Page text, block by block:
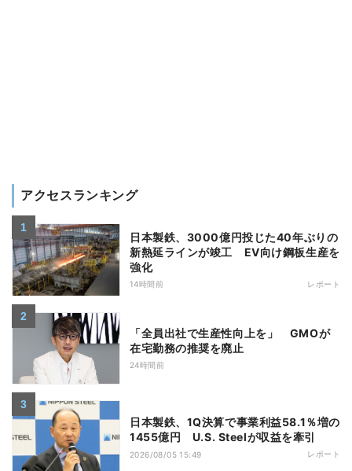
アクセスランキング
日本製鉄、3000億円投じた40年ぶりの
新熱延ラインが竣工 EV向け鋼板生産を
強化
14時間前 レポート
「全員出社で生産性向上を」 GMOが
在宅勤務の推奨を廃止
24時間前
日本製鉄、1Q決算で事業利益58.1％増の
1455億円 U.S. Steelが収益を牽引
2026/08/05 15:49 レポート